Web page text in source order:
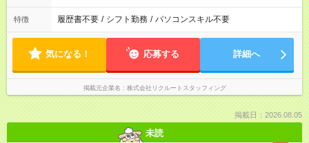
特徴 履歴書不要 / シフト勤務 / パソコンスキル不要
気になる！ 応募する 詳細へ
掲載元企業名 株式会社リクルートスタッフィング
掲載日：2026.08.05
未読